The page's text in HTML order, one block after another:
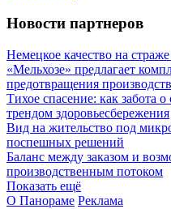
Новости партнеров
Немецкое качество на
«Мельхозе» предлагает
предотвращения
Тихое спасение: как забота
трендом здоровьесбережения
Вид на жительство под
поспешных решений
Баланс между заказом и
производственным потоком
Показать ещё
О Панораме Реклама